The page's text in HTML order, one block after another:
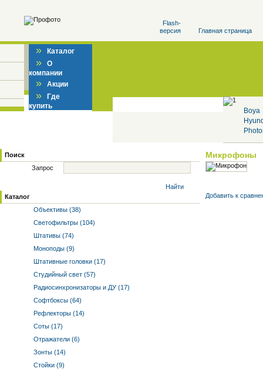
Flash-
версия
Главная страница
» Каталог
» О
компании
» Акции
» Где
купить
Boya
Поиск
Запрос
Найти
Каталог
Объективы (38)
Светофильтры (104)
Штативы (74)
Моноподы (9)
Штативные головки (17)
Студийный свет (57)
Радиосинхронизаторы и ДУ (17)
Софтбоксы (64)
Рефлекторы (14)
Соты (17)
Отражатели (6)
Зонты (14)
Стойки (9)
Микрофоны
Добавить к